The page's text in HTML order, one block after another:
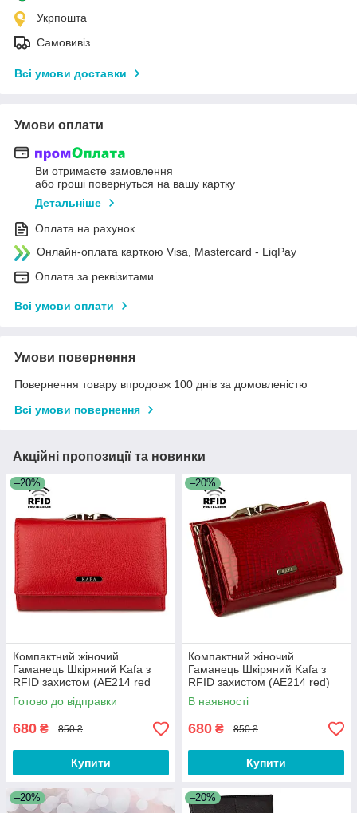
Укрпошта
Самовивіз
Всі умови доставки
Умови оплати
Ви отримаєте замовлення
або гроші повернуться на вашу картку
Детальніше
Оплата на рахунок
Онлайн-оплата карткою Visa, Mastercard - LiqPay
Оплата за реквізитами
Всі умови оплати
Умови повернення
Повернення товару впродовж 100 днів за домовленістю
Всі умови повернення
Акційні пропозиції та новинки
–20%
Компактний жіночий
Гаманець Шкіряний Kafa з
RFID захистом (AE214 red
mat)
Готово до відправки
680 ₴ 850 ₴
Купити
–20%
Компактний жіночий
Гаманець Шкіряний Kafa з
RFID захистом (AE214 red)
В наявності
680 ₴ 850 ₴
Купити
–20% –20%